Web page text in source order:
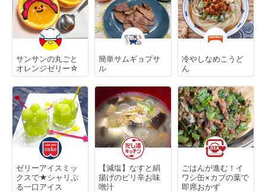
サンサンの丸ごと
オレンジゼリー☆
簡単サムギョプサ
ル
冷やしなめこうど
ん
ゼリーアイスミッ
クスで★シャリぷ
る一口アイス
【減塩】なすと絹
揚げのピリ辛お味
噌汁
ごはんが進む！イ
ワシ缶×カブの葉で
即席おかず